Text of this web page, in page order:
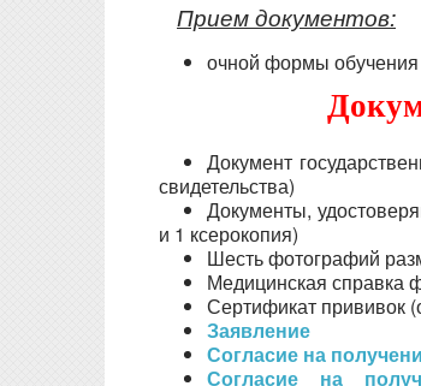
Прием документов:
очной формы обучения
Документ
свидетельства)
Документы,
и 1 ксерокопия)
Шесть фотографий
Медицинская
Сертификат прививок
Заявление
Согласие на
Согласие на